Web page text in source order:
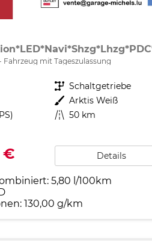
Fahrzeug mit Tageszulassung
Getriebe Schaltgetriebe
Außenfarbe Arktis Weiß
Kilometerstand 50 km
€ Details
5,80 l/100km
D
130,00 g/km